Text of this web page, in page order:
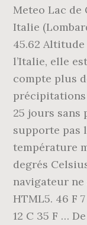
Meteo Lac de
Italie
45.62
l’Italie, elle
compte plus
précipitations
25 jours sans
supporte pas
température
degrés
navigateur
HTML5. 46 F
12 C 35 F …